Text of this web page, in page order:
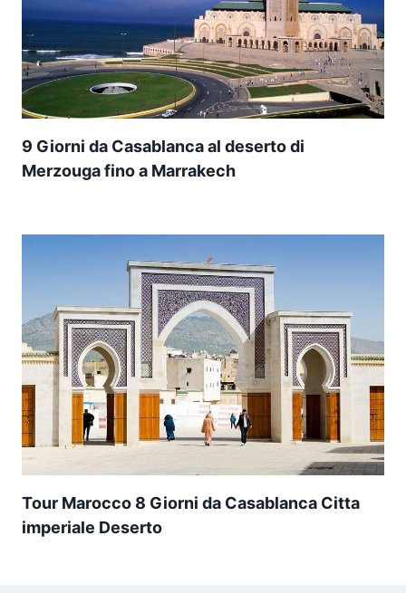
9 Giorni da Casablanca al deserto di
Merzouga fino a Marrakech
Tour Marocco 8 Giorni da Casablanca Citta
imperiale Deserto